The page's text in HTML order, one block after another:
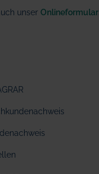
unser Onlineformular